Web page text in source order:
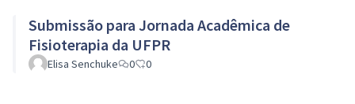
Submissão para Jornada Acadêmica de
Fisioterapia da UFPR
Elisa Senchuke 0 0